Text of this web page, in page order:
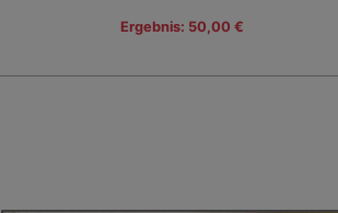
Ergebnis: 50,00 €